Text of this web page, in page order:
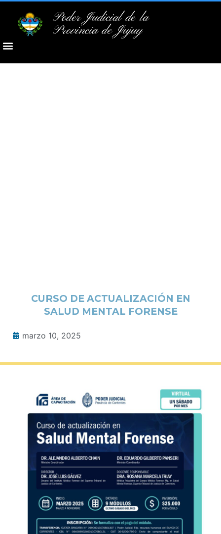
Poder Judicial de la
Provincia de Jujuy
CURSO DE ACTUALIZACIÓN EN
SALUD MENTAL FORENSE
marzo 10, 2025